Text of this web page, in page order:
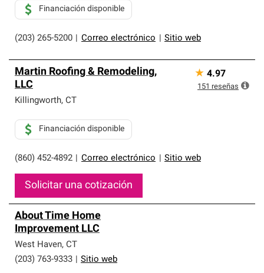
(203) 265-5200 Correo electrónico Sitio web
Financiación disponible
Martin Roofing & Remodeling,
LLC
Killingworth, CT
(860) 452-4892 Correo electrónico Sitio web
Financiación disponible
Solicitar una cotización
★ 4.97
151 reseñas
About Time Home
Improvement LLC
West Haven, CT
(203) 763-9333
Sitio web